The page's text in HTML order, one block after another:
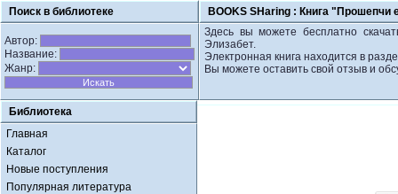
Поиск в библиотеке BOOKS SHaring : Книга "Прошепчи
Автор:
Название:
Жанр:
Здесь вы можете бесплатно
Элизабет.
Электронная книга находится в
Вы можете оставить свой отзыв и
Библиотека
Главная
Каталог
Новые поступления
Популярная литература